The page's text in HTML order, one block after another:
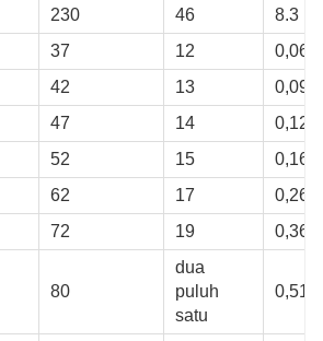
230 46
8.3
37 12
0,067
42 13
0,094
47 14
0,12
52 15
0,16
62 17
0,26
72 19 0,36
80
dua
puluh
satu
0,51